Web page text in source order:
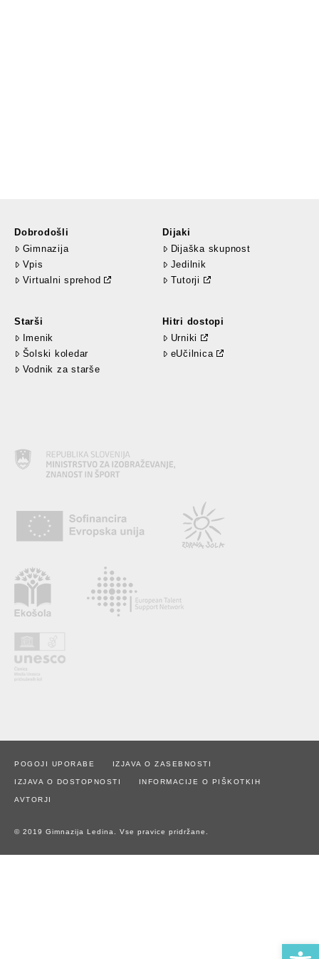
Dobrodošli
Gimnazija
Vpis
Virtualni sprehod
Dijaki
Dijaška skupnost
Jedilnik
Tutorji
Starši
Imenik
Šolski koledar
Vodnik za starše
Hitri dostopi
Urniki
eUčilnica
POGOJI UPORABE IZJAVA O ZASEBNOSTI
IZJAVA O DOSTOPNOSTI INFORMACIJE O PIŠKOTKIH
AVTORJI
© 2019 Gimnazija Ledina. Vse pravice pridržane.